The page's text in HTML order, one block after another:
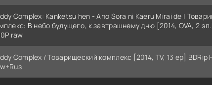
Complex: Kanketsu hen - Ano Sora ni Kaeru Mirai de |
В небо будущего, к завтрашнему дню [2014, OVA, 2
raw
Complex / Товарищеский комплекс [2014, TV, 13 ep] BDRip